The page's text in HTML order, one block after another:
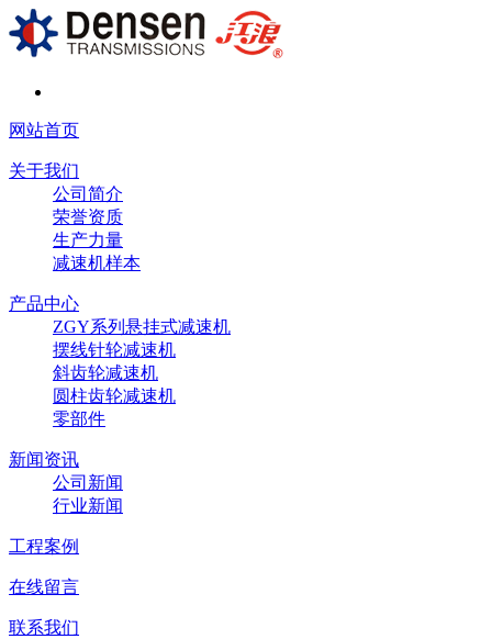
网站首页
关于我们
公司简介
荣誉资质
生产力量
减速机样本
产品中心
ZGY系列悬挂式减速机
摆线针轮减速机
斜齿轮减速机
圆柱齿轮减速机
零部件
新闻资讯
公司新闻
行业新闻
工程案例
在线留言
联系我们